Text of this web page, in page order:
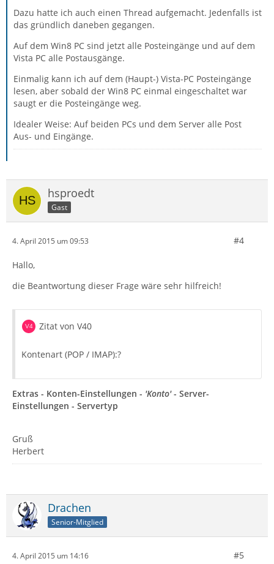
Dazu hatte ich auch einen Thread aufgemacht. Jedenfalls ist
das gründlich daneben gegangen.
Auf dem Win8 PC sind jetzt alle Posteingänge und auf dem
Vista PC alle Postausgänge.
Einmalig kann ich auf dem (Haupt-) Vista-PC Posteingänge
lesen, aber sobald der Win8 PC einmal eingeschaltet war
saugt er die Posteingänge weg.
Idealer Weise: Auf beiden PCs und dem Server alle Post
Aus- und Eingänge.
hsproedt
Gast
4. April 2015 um 09:53 #4
Hallo,
die Beantwortung dieser Frage wäre sehr hilfreich!
Zitat von V40
Kontenart (POP / IMAP):?
Extras - Konten-Einstellungen - 'Konto'- Server-
Einstellungen - Servertyp
Gruß
Herbert
Drachen
Senior-Mitglied
4. April 2015 um 14:16 #5